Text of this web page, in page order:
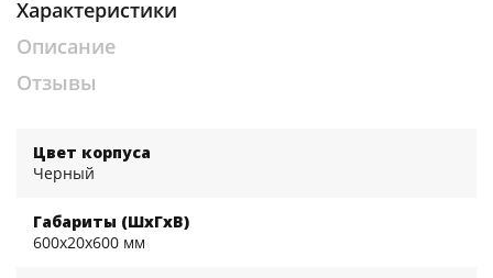
Характеристики
Описание
Отзывы
Цвет корпуса
Черный
Габариты (ШхГхВ)
600x20x600 мм